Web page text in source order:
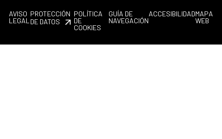
AVISO
LEGAL
PROTECCIÓN
DE DATOS
POLÍTICA
DE
COOKIES
GUÍA DE
NAVEGACIÓN
ACCESIBILIDADMAPA
WEB